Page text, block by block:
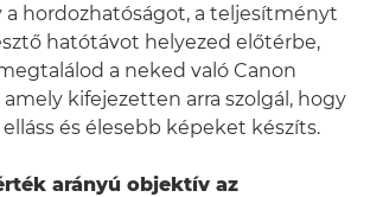
a hordozhatóságot, a teljesítményt
hatótávot helyezed előtérbe,
a neked való Canon
kifejezetten arra szolgál, hogy
és élesebb képeket készíts.
arányú objektív az